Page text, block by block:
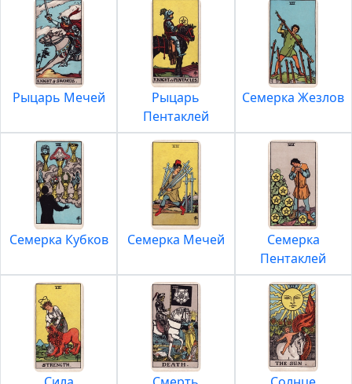
Рыцарь Мечей
Рыцарь
Пентаклей
Семерка Жезлов
Семерка Кубков Семерка Мечей
Семерка
Пентаклей